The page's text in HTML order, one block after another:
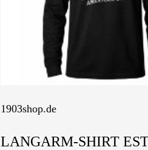
1903shop.de
LANGARM-SHIRT